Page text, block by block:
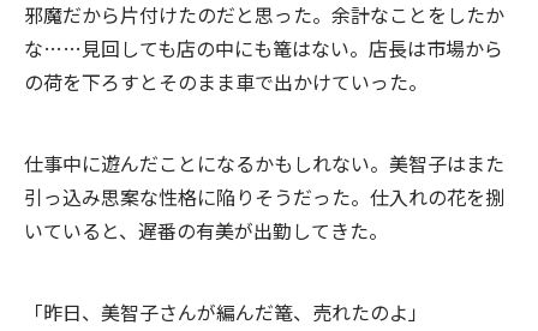
邪魔だから片付けたのだと思った。余計なことをしたか
な……見回しても店の中にも篭はない。店長は市場から
の荷を下ろすとそのまま車で出かけていった。
仕事中に遊んだことになるかもしれない。美智子はまた
引っ込み思案な性格に陥りそうだった。仕入れの花を捌
いていると、遅番の有美が出勤してきた。
「昨日、美智子さんが編んだ篭、売れたのよ」